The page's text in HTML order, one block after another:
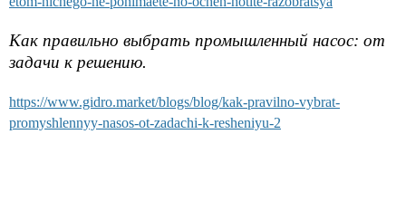
Как правильно выбрать промышленный насос: от
задачи к решению.
https://www.gidro.market/blogs/blog/kak-pravilno-vybrat-
promyshlennyy-nasos-ot-zadachi-k-resheniyu-2